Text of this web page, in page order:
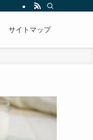
サイトマップ